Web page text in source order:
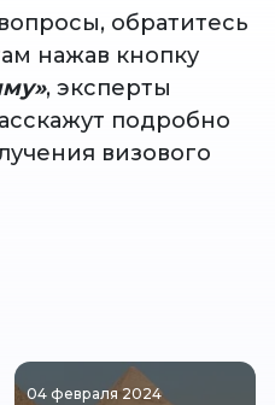
обратитесь
нажав кнопку
, эксперты
подробно
визового
04 февраля 2024